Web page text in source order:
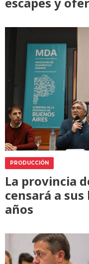
PRODUCCIÓN
La provincia
censará a
años